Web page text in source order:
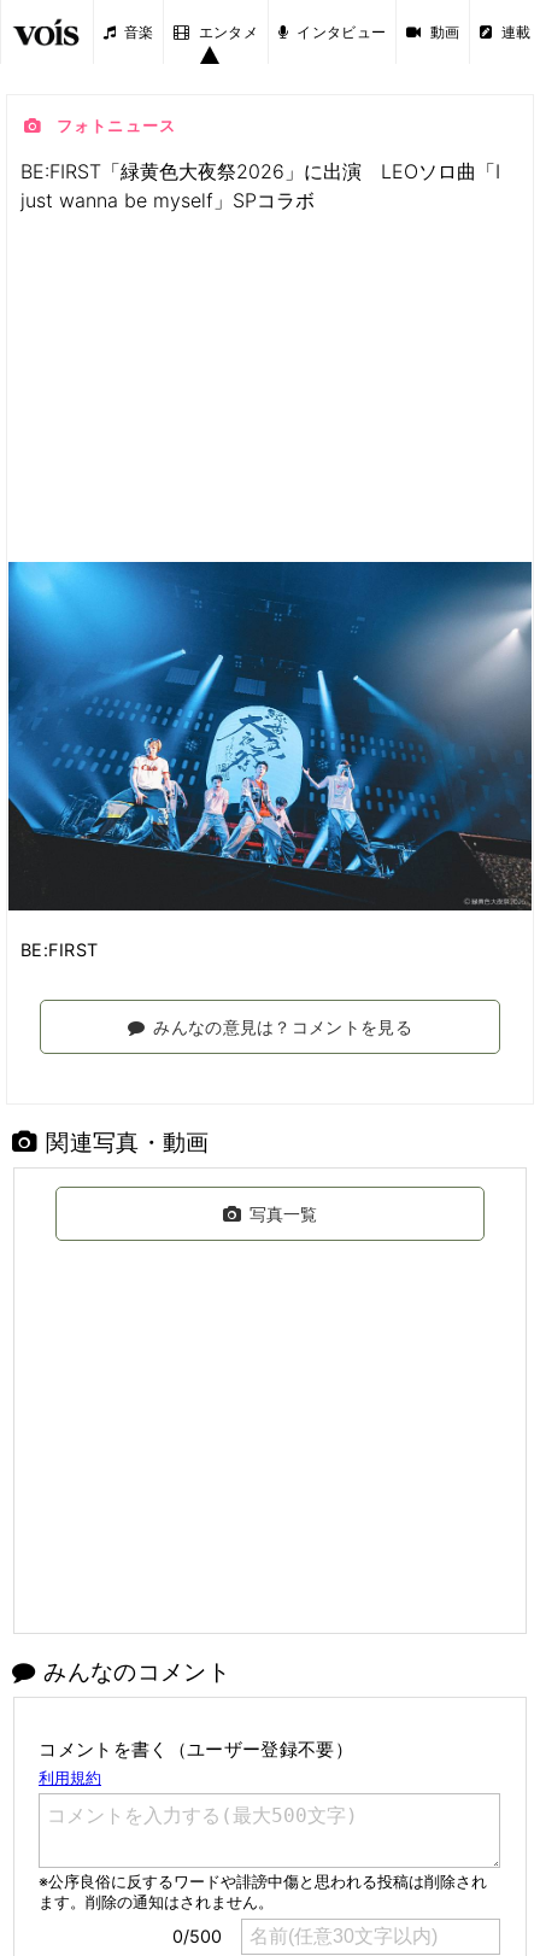
音楽 エンタメ インタビュー 動画 連載
フォトニュース
BE:FIRST「緑黄色大夜祭2026」に出演 LEOソロ曲「I
just wanna be myself」SPコラボ
BE:FIRST
みんなの意見は？コメントを見る
関連写真・動画
写真一覧
みんなのコメント
コメントを書く（ユーザー登録不要）